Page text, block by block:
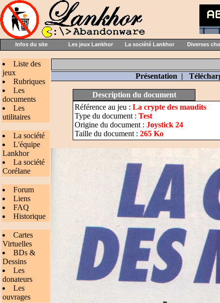
Infos du site Les jeux Lankhor La société Lankhor Diverses
Liste des
jeux
Rubriques
Les
documents
Les
utilitaires
La société
L'équipe
Lankhor
La société
Corélane
Forum
Liens
FAQ
Historique
Cartes
Virtuelles
BDs &
Dessins
Les
donateurs
Les
ouvrages
Présentation |
Description du document
Référence au jeu : La crypte des maudits
Type du document : Test
Origine du document : Joystick 24
Taille du document : 265 Ko